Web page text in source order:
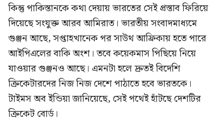
কিন্তু পাকিস্তানকে কথা দেয়ায় ভারতের সেই প্রস্তাব ফিরিয়ে
দিয়েছে সংযুক্ত আরব আমিরাত। ভারতীয় সংবাদমাধ্যমে
গুঞ্জন আছে, সপ্তাহখানেক পর সাউথ আফ্রিকায় হতে পারে
আইপিএলের বাকি অংশ। তবে কয়েকমাস পিছিয়ে নিয়ে
যাওয়ার গুঞ্জনও আছে। এমনটা হলে দ্রুতই বিদেশি
ক্রিকেটারদের নিজ নিজ দেশে পাঠাতে হবে ভারতকে।
টাইমস অব ইন্ডিয়া জানিয়েছে, সেই পথেই হাঁটছে দেশটির
ক্রিকেট বোর্ড।